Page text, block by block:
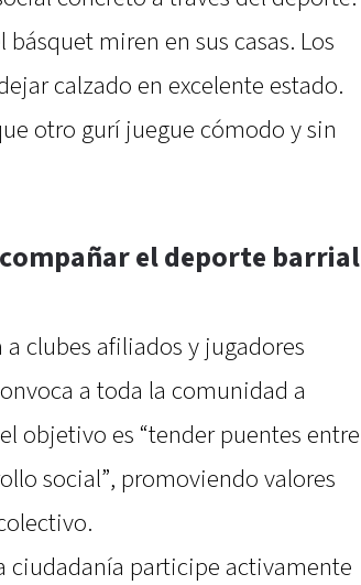
miren en sus casas. Los
calzado en excelente estado.
otro gurí juegue cómodo y sin
el deporte barrial
clubes afiliados y jugadores
a toda la comunidad a
objetivo es “tender puentes entre
social”, promoviendo valores
ciudadanía participe activamente